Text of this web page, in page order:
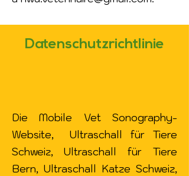
Datenschutzrichtlinie
Die Mobile Vet Sonography-
Website, Ultraschall für Tiere
Schweiz, Ultraschall für Tiere
Bern, Ultraschall Katze Schweiz,